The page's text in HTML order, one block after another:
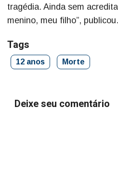
tragédia. Ainda sem
menino, meu filho”, publicou.
Tags
12 anos Morte
Deixe seu comentário